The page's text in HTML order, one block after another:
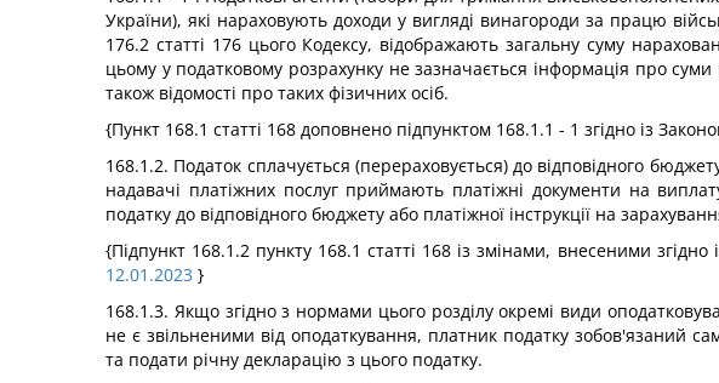
України), які нараховують доходи у вигляді винагороди за працю
176.2 статті 176 цього Кодексу, відображають загальну суму
цьому у податковому розрахунку не зазначається інформація про
також відомості про таких фізичних осіб.
{Пункт 168.1 статті 168 доповнено підпунктом 168.1.1 - 1 згідно із
168.1.2. Податок сплачується (перераховується) до відповідного
надавачі платіжних послуг приймають платіжні документи на
податку до відповідного бюджету або платіжної інструкції на
{Підпункт 168.1.2 пункту 168.1 статті 168 із змінами, внесеними згідно
12.01.2023 }
168.1.3. Якщо згідно з нормами цього розділу окремі види
не є звільненими від оподаткування, платник податку зобов'язаний
та подати річну декларацію з цього податку.